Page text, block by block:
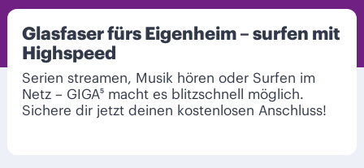
Glasfaser fürs Eigenheim – surfen mit
Highspeed
Serien streamen, Musik hören oder Surfen im
Netz – GIGA⁵ macht es blitzschnell möglich.
Sichere dir jetzt deinen kostenlosen Anschluss!